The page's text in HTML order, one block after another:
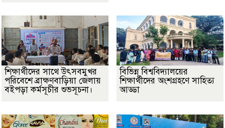
শিক্ষার্থীদের সাথে উৎসবমুখর
পরিবেশে ব্রাক্ষণবাড়িয়া জেলায়
বইপড়া কর্মসূচীর শুভসূচনা।
বিভিন্ন বিশ্ববিদ্যালয়ের
শিক্ষার্থীদের অংশগ্রহণে সাহিত্য
আড্ডা